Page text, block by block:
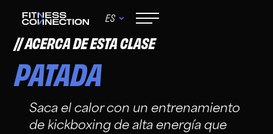
ES
ACERCA DE ESTA CLASE
PATADA
Saca el calor con un entrenamiento
de kickboxing de alta energía que